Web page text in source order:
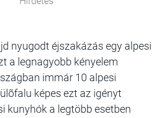
nyugodt éjszakázás egy alpesi
a legnagyobb kényelem
immár 10 alpesi
képes ezt az igényt
kunyhók a legtöbb esetben